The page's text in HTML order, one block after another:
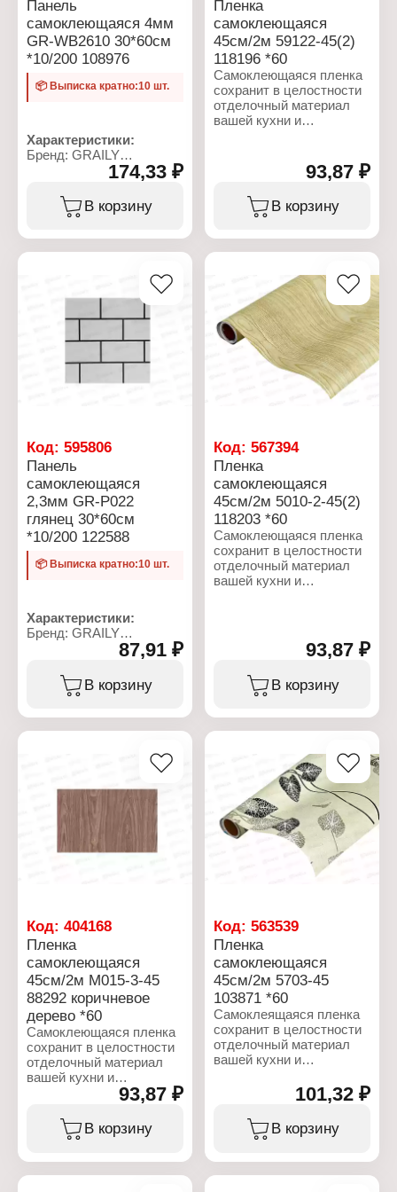
Модель: GR-ZWHS22
Способ монтажа: на
клеевой основе
Размер: 70х70 см
Толщина: 5 мм
Материал: вспененный
Панель
самоклеющаяся 4мм
GR-WB2610 30*60см
*10/200 108976
📦 Выписка кратно:10 шт.
Характеристики:
Бренд: GRAILY
Артикул: 108976
Тип товара: Панель
декоративная
Модель: GR-WB2610
вспененный полиэтилен
Дизайн: камень
174,33 ₽
В корзину
Пленка
самоклеющаяся
45см/2м 59122-45(2)
118196 *60
Самоклеющаяся пленка
сохранит в целостности
отделочный материал
вашей кухни и
мебель. Особенностью
защитного экрана
является
водонепроницаемость,
для кухни защитит
мебель и столешницу от
кипящего масла,
механического
повреждения, грязи и
пыли. Главное
преимущество пленки
для кухни – возможность
её снять и закрепить на
прежнем месте новую,
Характеристики:
Бренд: Grace
Артикул: 118196
Тип товара: Пленка
декоративная
Модель: 59122-45(2)
Способ монтажа: на
клеевой основе
Тип упаковки: в рулоне
Размер: 0,45х2 м
93,87 ₽
В корзину
Код: 595806
Панель
самоклеющаяся
2,3мм GR-P022
глянец 30*60см
*10/200 122588
📦 Выписка кратно:10 шт.
Характеристики:
Бренд: GRAILY
Артикул: 122588
Тип товара: Панель
декоративная
Модель: GR-P022
87,91 ₽
В корзину
Код:567394
Пленка
самоклеющаяся
45см/2м 5010-2-45(2)
118203 *60
Самоклеющаяся пленка
сохранит в целостности
отделочный материал
вашей кухни и
защитного экрана
жиростойкость. Пленка
для кухни защитит
мебель и столешницу от
жидкости, брызг
механического
повреждения, грязи и
пыли. Главное
преимущество пленки
для кухни – возможность
её снять и закрепить на
прежнем месте новую,
чего не сделаешь с
Бренд: Grace
Артикул: 118203
Тип товара: Пленка
декоративная
Модель: 5010-2-45
Способ монтажа: на
клеевой основе
Тип упаковки: в рулоне
Размер: 0,45х2 м
Толщина: 0,08 мм
93,87 ₽
В корзину
Код: 404168
Пленка
самоклеющаяся
45см/2м М015-3-45
88292 коричневое
дерево *60
Самоклеющаяся пленка
сохранит в целостности
отделочный материал
вашей кухни и
облагородит интерьер,
подчеркивая кухонную
мебель. Особенностью
защитного экрана
93,87 ₽
В корзину
Код:563539
Пленка
самоклеющаяся
45см/2м 5703-45
103871 *60
Самоклеящаяся пленка
сохранит в целостности
отделочный материал
вашей кухни и
подчеркивая кухонную
мебель. Особенностью
защитного экрана
является
жиростойкость.
101,32 ₽
В корзину